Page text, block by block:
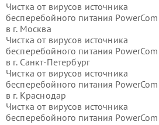
Чистка от вирусов источника
бесперебойного питания PowerCom
в г. Москва
Чистка от вирусов источника
бесперебойного питания PowerCom
в г. Санкт-Петербург
Чистка от вирусов источника
бесперебойного питания PowerCom
в г. Краснодар
Чистка от вирусов источника
бесперебойного питания PowerCom